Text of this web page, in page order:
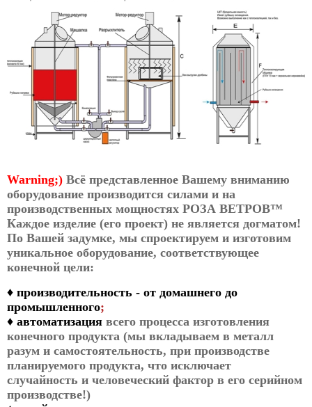
Warning;) Всё представленное Вашему вниманию
оборудование производится силами и на
производственных мощностях РОЗА ВЕТРОВ™
Каждое изделие (его проект) не является догматом!
По Вашей задумке, мы спроектируем и изготовим
уникальное оборудование, соответствующее
конечной цели:
♦ производительность - от домашнего до
промышленного;
♦ автоматизация всего процесса изготовления
конечного продукта (мы вкладываем в металл
разум и самостоятельность, при производстве
планируемого продукта, что исключает
случайность и человеческий фактор в его серийном
производстве!)